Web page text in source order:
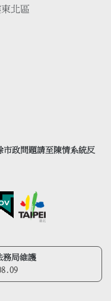
北區
市政問題請至陳情系統反
務局維護